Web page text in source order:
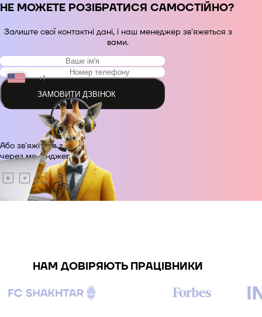
НЕ МОЖЕТЕ РОЗІБРАТИСЯ САМОСТІЙНО?
Залиште свої контактні дані, і наш менеджер зв'яжеться з
вами.
+1
+48
+380
+420
ЗАМОВИТИ ДЗВІНОК
Або зв'яжіться з нами
через месенджер.
НАМ ДОВІРЯЮТЬ ПРАЦІВНИКИ